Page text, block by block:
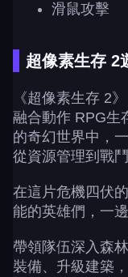
滑鼠攻擊
超像素生存 2
《超像素生存 2
融合動作 RPG生
的奇幻世界中，
從資源管理到戰
在這片危機四伏
能的英雄們，一
帶領隊伍深入森
裝備、升級建築